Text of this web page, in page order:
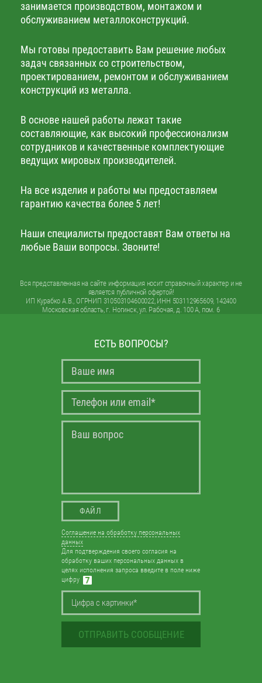
занимается производством, монтажом и
обслуживанием металлоконструкций.
Мы готовы предоставить Вам решение любых
задач связанных со строительством,
проектированием, ремонтом и обслуживанием
конструкций из металла.
В основе нашей работы лежат такие
составляющие, как высокий профессионализм
сотрудников и качественные комплектующие
ведущих мировых производителей.
На все изделия и работы мы предоставляем
гарантию качества более 5 лет!
Наши специалисты предоставят Вам ответы на
любые Ваши вопросы. Звоните!
Вся представленная на сайте информация носит справочный характер и не
является публичной офертой!
ИП Курабко А.В., ОГРНИП 310503104600022, ИНН 503112965609, 142400
Московская область, г. Ногинск, ул. Рабочая, д. 100 А, пом. 6
ЕСТЬ ВОПРОСЫ?
ФАЙЛ
Соглашение на обработку персональных
данных
Для подтверждения своего согласия на
обработку ваших персональных данных в
целях исполнения запроса введите в поле ниже
цифру